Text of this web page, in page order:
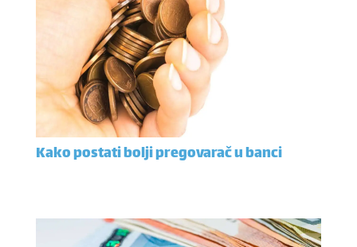
Kako postati bolji pregovarač u banci